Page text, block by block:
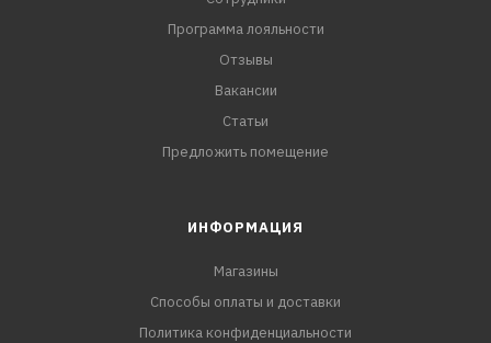
Программа лояльности
Отзывы
Вакансии
Статьи
Предложить помещение
ИНФОРМАЦИЯ
Магазины
Способы оплаты и доставки
Политика конфиденциальности